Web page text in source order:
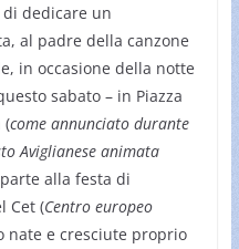
dedicare un
al padre della canzone
in occasione della notte
sabato – in Piazza
(come annunciato durante
Aviglianese animata
alla festa di
Cet (Centro europeo
nate e cresciute proprio